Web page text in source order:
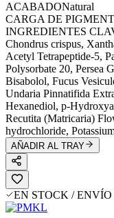
ACABADONatural
CARGA DE
INGREDIENTES
Chondrus crispus,
Acetyl Tetrapeptide-5,
Polysorbate 20, Persea
Bisabolol, Fucus
Undaria Pinnatifida
Hexanediol, р-
Recutita (Matricaria)
hydrochloride,
AÑADIR AL TRAY
EN STOCK /